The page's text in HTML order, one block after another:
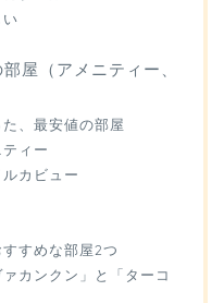
屋（アメニティー、
、最安値の部屋
ィー
カビュー
すめな部屋2つ
ァカンクン」と「ターコ